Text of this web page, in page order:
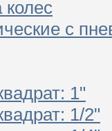
колес
с
1"
1/2"